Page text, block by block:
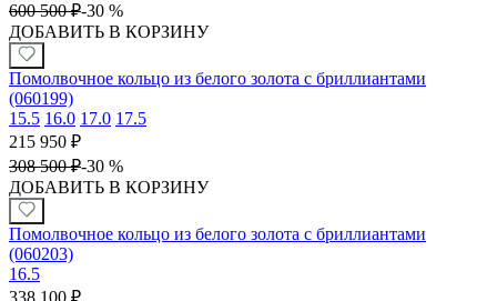
600 500 ₽-30 %
ДОБАВИТЬ В КОРЗИНУ
Помолвочное кольцо из белого золота с бриллиантами
(060199)
15.5 16.0 17.0 17.5
215 950 ₽
308 500 ₽-30 %
ДОБАВИТЬ В КОРЗИНУ
Помолвочное кольцо из белого золота с бриллиантами
(060203)
16.5